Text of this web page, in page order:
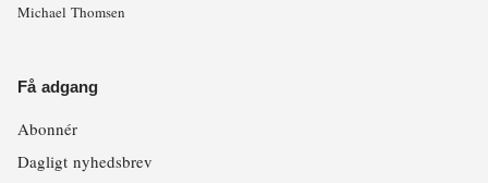
Michael Thomsen
Få adgang
Abonnér
Dagligt nyhedsbrev